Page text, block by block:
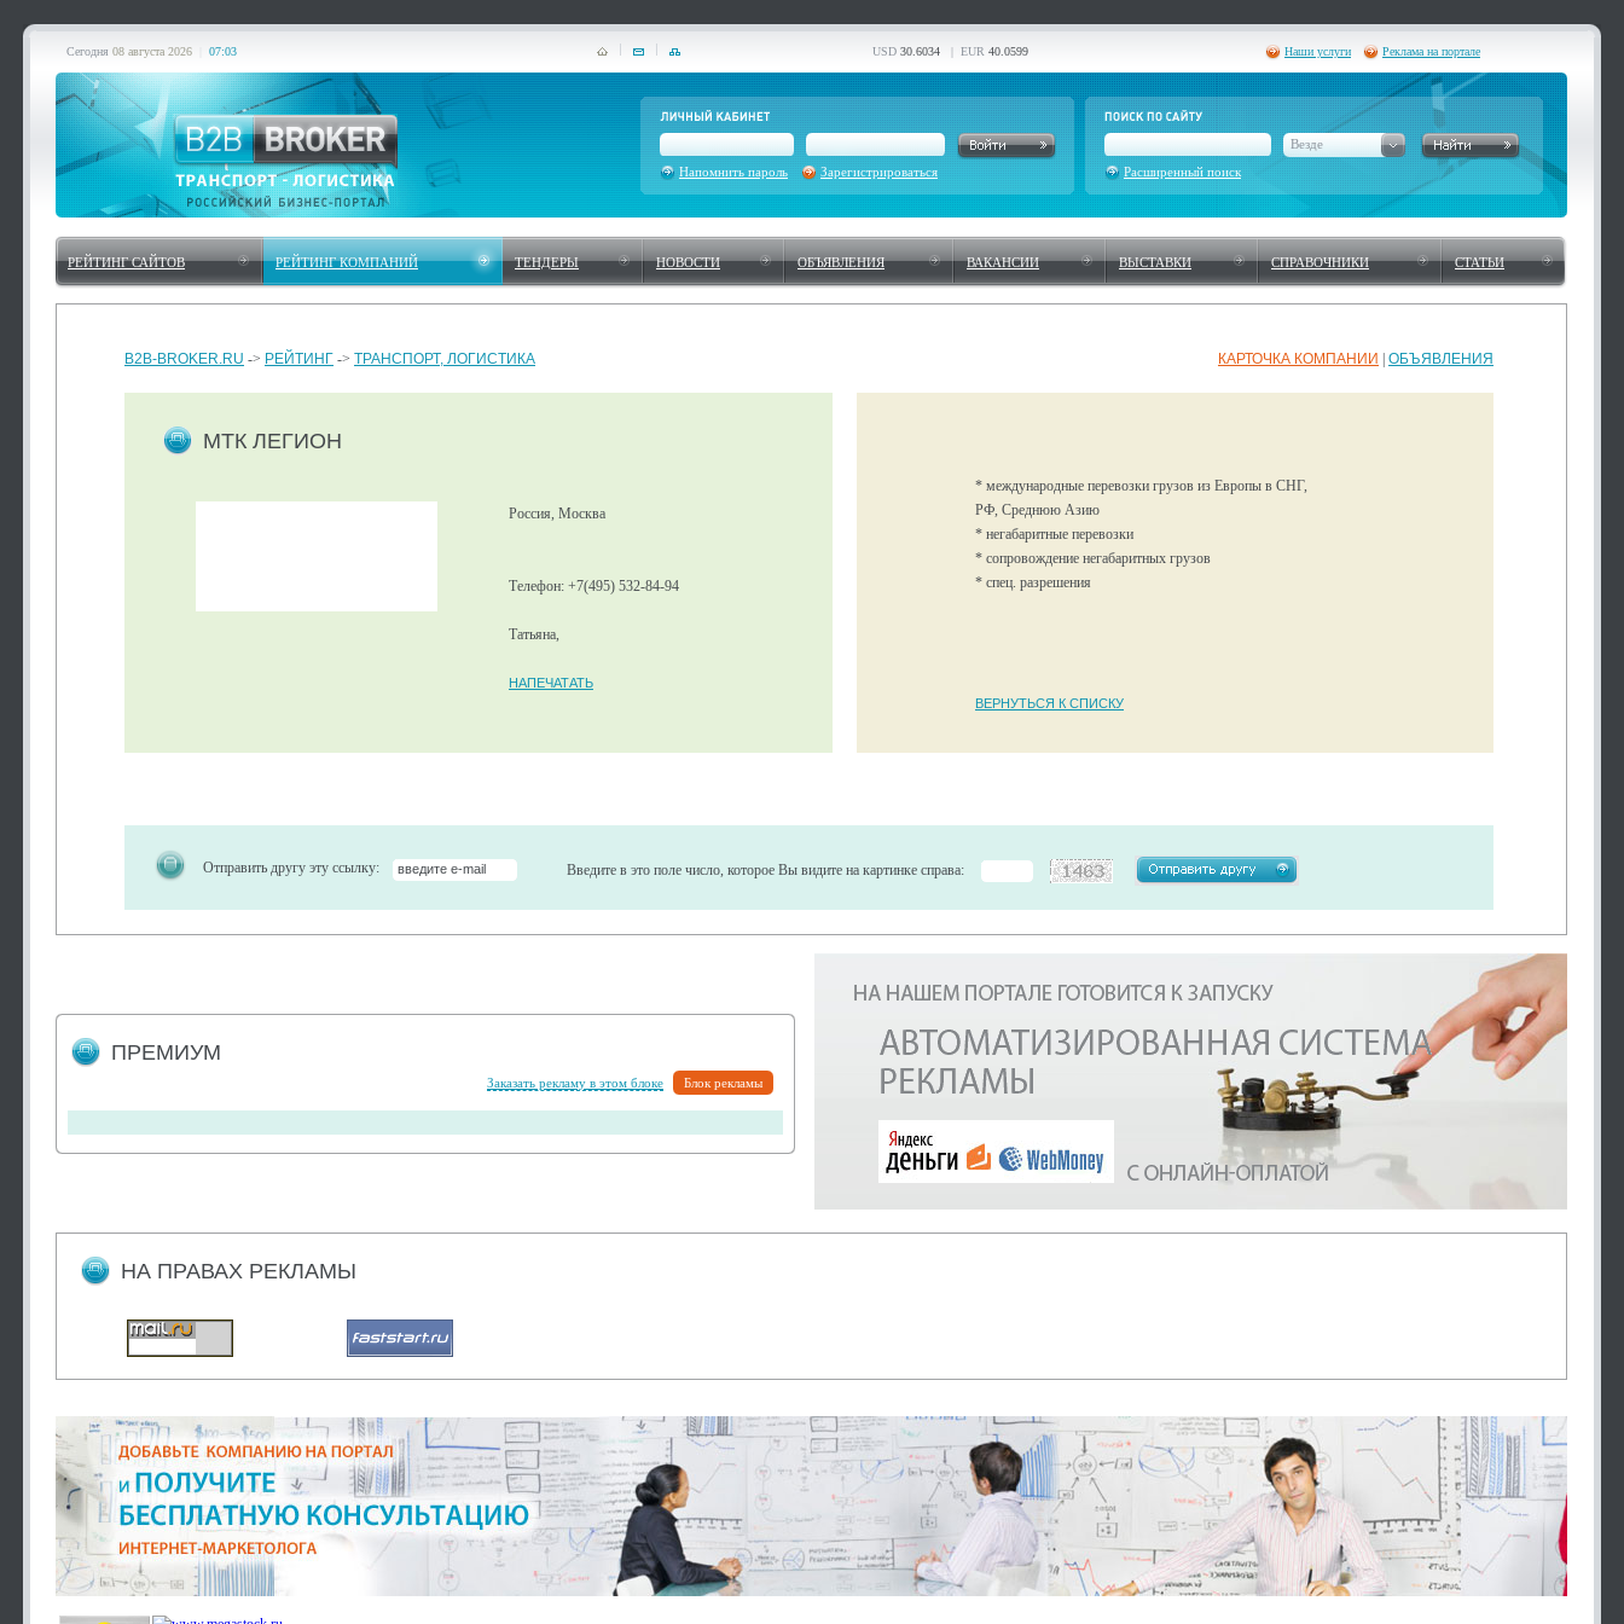
Сегодня 08 августа 2026 07:03 USD 30.6034 | EUR 40.0599 Наши услуги Реклама на портале
Напомнить пароль Зарегистрироваться
Везде
Расширенный поиск
РЕЙТИНГ САЙТОВ РЕЙТИНГ КОМПАНИЙ ТЕНДЕРЫ НОВОСТИ ОБЪЯВЛЕНИЯ ВАКАНСИИ ВЫСТАВКИ СПРАВОЧНИКИ СТАТЬИ
B2B-BROKER.RU -> РЕЙТИНГ -> ТРАНСПОРТ, ЛОГИСТИКА КАРТОЧКА КОМПАНИИ ОБЪЯВЛЕНИЯ
МТК ЛЕГИОН
Россия, Москва
Телефон: +7(495) 532-84-94
Татьяна,
НАПЕЧАТАТЬ
* международные перевозки грузов из Европы в СНГ,
РФ, Среднюю Азию
* негабаритные перевозки
* сопровождение негабаритных грузов
* спец. разрешения
ВЕРНУТЬСЯ К СПИСКУ
Отправить другу эту ссылку: Введите в это поле число, которое Вы видите на картинке справа:
ПРЕМИУМ
Заказать рекламу в этом блоке Блок рекламы
НА ПРАВАХ РЕКЛАМЫ